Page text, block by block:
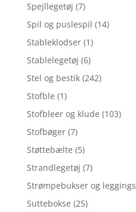
Spejllegetøj (7)
Spil og puslespil (14)
Stableklodser (1)
Stablelegetøj (6)
Stel og bestik (242)
Stofble (1)
Stofbleer og klude (103)
Stofbøger (7)
Støttebælte (5)
Strandlegetøj (7)
Strømpebukser og leggings
Suttebokse (25)